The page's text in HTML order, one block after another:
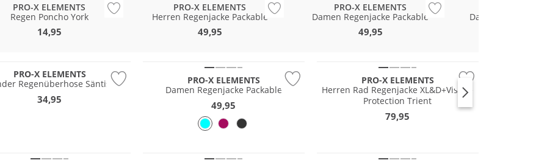
PRO-X ELEMENTS
Regen Poncho York
14,95
PRO-X ELEMENTS
Herren Regenjacke Packable
49,95
PRO-X ELEMENTS
Damen Regenjacke Packable
49,95
Damen
PRO-X ELEMENTS
Regenüberhose Säntis
34,95
PRO-X ELEMENTS
Damen Regenjacke Packable
49,95
PRO-X ELEMENTS
Herren Rad Regenjacke XL&D+Visible
Protection Trient
79,95